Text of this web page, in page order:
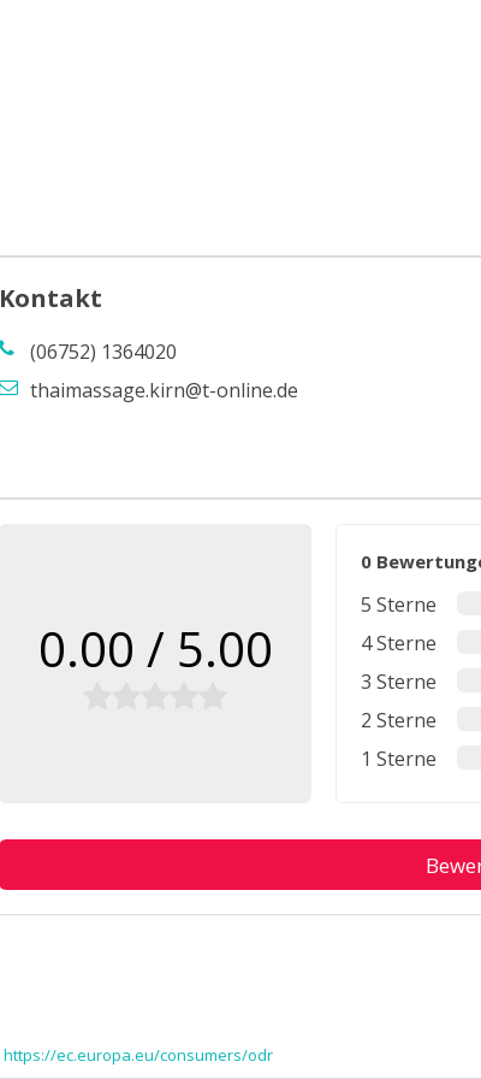
Kontakt
(06752) 1364020
thaimassage.kirn@t-online.de
0.00 / 5.00
0
5 Sterne
4 Sterne
3 Sterne
2 Sterne
1 Sterne
https://ec.europa.eu/consumers/odr